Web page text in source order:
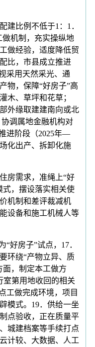
比例不低于1：1．
做机制，充实操纵地
做经验，适度降低贸
比，市县成立推进
采用天然采光、通
物，保障“好房子”高
木、草坪和花草；
外缘取建建南向或北
调属地金融机构对
进阶段（2025年—
化出产、拆卸化施
需求，准绳上“好
式，摆设落实相关使
机制和差评裁减机
设备和施工机械人等
房子”试点，17．
环绕“产物立异、质
面，制定本工做方
室第用地收回的相关
工做完成环境，项目
模式。19．供给一坐
点验收，正在质量平
城建档案等手续打点
计较、大数据、人工